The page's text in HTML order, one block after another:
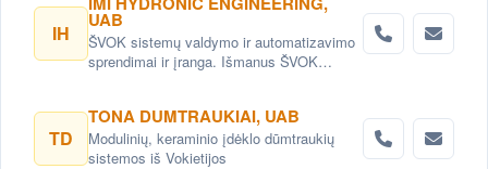
sistemos.
IH
UAB
ŠVOK sistemų valdymo ir automatizavimo
sprendimai ir įranga. Išmanus ŠVOK
automatizavimas.
TD
TONA DUMTRAUKIAI, UAB
Modulinių, keraminio įdėklo dūmtraukių
sistemos iš Vokietijos